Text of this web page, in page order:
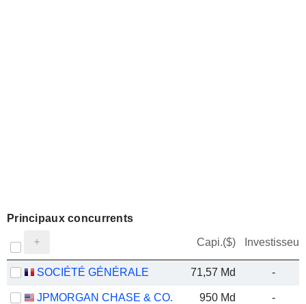
Principaux concurrents
Capi.($) Investisseur
SOCIÉTÉ GÉNÉRALE 71,57 Md -
JPMORGAN CHASE & CO. 950 Md -